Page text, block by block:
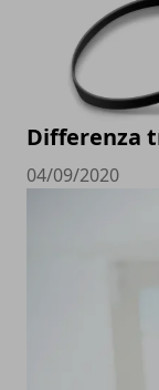
Differenza
04/09/2020